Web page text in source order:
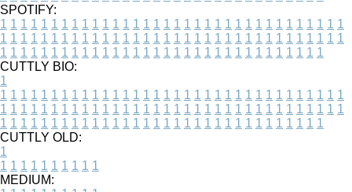
SPOTIFY:
1 1 1 1 1 1 1 1 1 1 1 1 1 1 1 1 1 1 1 1 1 1 1 1 1 1 1 1 1 1 1 1 1 1
1 1 1 1 1 1 1 1 1 1 1 1 1 1 1 1 1 1 1 1 1 1 1 1 1 1 1 1 1 1 1 1 1 1
1 1 1 1 1 1 1 1 1 1 1 1 1 1 1 1 1 1 1 1 1 1 1 1 1 1 1 1 1 1 1 1
CUTTLY BIO:
1
1 1 1 1 1 1 1 1 1 1 1 1 1 1 1 1 1 1 1 1 1 1 1 1 1 1 1 1 1 1 1 1 1 1
1 1 1 1 1 1 1 1 1 1 1 1 1 1 1 1 1 1 1 1 1 1 1 1 1 1 1 1 1 1 1 1 1 1
1 1 1 1 1 1 1 1 1 1 1 1 1 1 1 1 1 1 1 1 1 1 1 1 1 1 1 1 1 1 1 1
CUTTLY OLD:
1
1 1 1 1 1 1 1 1 1 1
MEDIUM: